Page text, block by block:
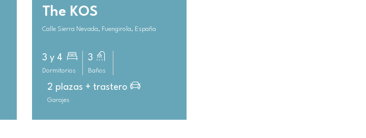
The KOS
Calle Sierra Nevada, Fuengirola, España
3 y 4
Dormitorios
3
Baños
2 plazas + trastero
Garajes